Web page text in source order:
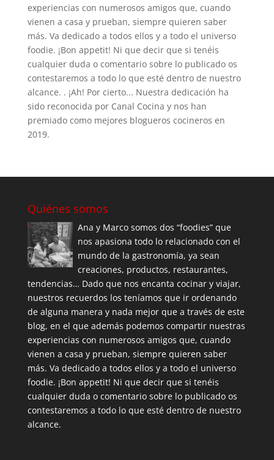
experiencias con numerosos amigos que, cuando
vienen a casa y prueban, siempre quieren saber
más. Va dedicado a todos ellos y a todo el universo
foodie. ¡Bon appetit! Ni que decir que si tenéis
cualquier duda o comentario sobre lo publicado os
contestaremos a todo lo que esté dentro de nuestro
alcance. . ¡Ah! Por cierto... Nuestra dedicación ha
sido reconocida por Canal Cocina y nos han
premiado como mejores blogueros cocineros en
2019.
Quiénes somos
Ana y Marco somos dos “foodies” que
nos apasiona todo lo relacionado con el
mundo de la gastronomía, ya sean
creaciones, productos, restaurantes,
tendencias… Dado que nos encanta cocinar y viajar,
nuestros recuerdos los teníamos que ir ordenando
de alguna manera y nada mejor que a través de este
blog, en el que además podemos compartir nuestras
experiencias con numerosos amigos que, cuando
vienen a casa y prueban, siempre quieren saber
más. Va dedicado a todos ellos y a todo el universo
foodie. ¡Bon appetit! Ni que decir que si tenéis
cualquier duda o comentario sobre lo publicado os
contestaremos a todo lo que esté dentro de nuestro
alcance.